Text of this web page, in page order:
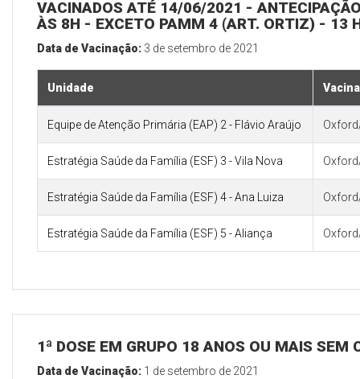
VACINADOS ATÉ 14/06/2021 -
ÀS 8H - EXCETO PAMM 4 (ART. ORTIZ) - 13
Data de Vacinação: 3 de setembro de 2021
Unidade Vacina
Equipe de Atenção Primária (EAP) 2 - Flávio Araújo
Estratégia Saúde da Família (ESF) 3 - Vila Nova
Estratégia Saúde da Família (ESF) 4 - Ana Luiza
Estratégia Saúde da Família (ESF) 5 - Aliança
1ª DOSE EM GRUPO 18 ANOS OU MAIS SEM
Data de Vacinação: 1 de setembro de 2021